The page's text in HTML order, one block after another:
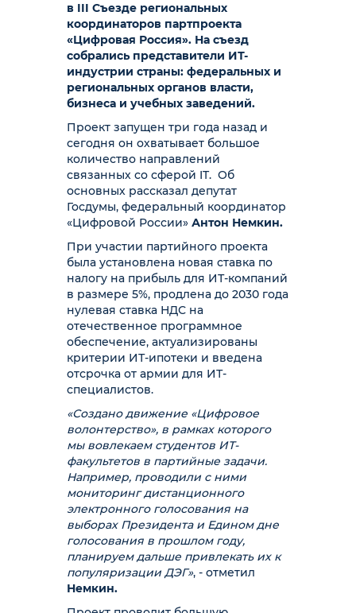
в III Съезде региональных
координаторов партпроекта
«Цифровая Россия». На съезд
собрались представители ИТ-
индустрии страны: федеральных и
региональных органов власти,
бизнеса и учебных заведений.
Проект запущен три года назад и
сегодня он охватывает большое
количество направлений
связанных со сферой IT. Об
основных рассказал депутат
Госдумы, федеральный координатор
«Цифровой России» Антон Немкин.
При участии партийного проекта
была установлена новая ставка по
налогу на прибыль для ИТ-компаний
в размере 5%, продлена до 2030 года
нулевая ставка НДС на
отечественное программное
обеспечение, актуализированы
критерии ИТ-ипотеки и введена
отсрочка от армии для ИТ-
специалистов.
«Создано движение «Цифровое
волонтерство», в рамках которого
мы вовлекаем студентов ИТ-
факультетов в партийные задачи.
Например, проводили с ними
мониторинг дистанционного
электронного голосования на
выборах Президента и Едином дне
голосования в прошлом году,
планируем дальше привлекать их к
популяризации ДЭГ», - отметил
Немкин.